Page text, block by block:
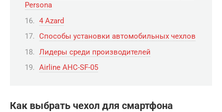
Persona
4 Azard
Способы установки автомобильных чехлов
Лидеры среди производителей
Airline AHC-SF-05
Как выбрать чехол для смартфона